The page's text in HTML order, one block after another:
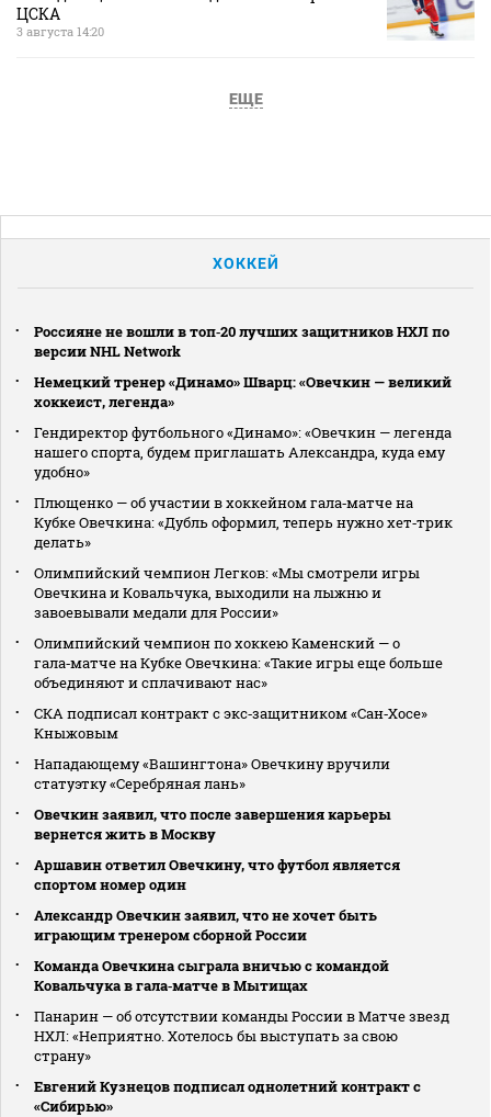
ЦСКА
3 августа 14:20
ЕЩЕ
ХОККЕЙ
Россияне не вошли в топ‑20 лучших защитников НХЛ по
версии NHL Network
Немецкий тренер «Динамо» Шварц: «Овечкин — великий
хоккеист, легенда»
Гендиректор футбольного «Динамо»: «Овечкин — легенда
нашего спорта, будем приглашать Александра, куда ему
удобно»
Плющенко — об участии в хоккейном гала‑матче на
Кубке Овечкина: «Дубль оформил, теперь нужно хет‑трик
делать»
Олимпийский чемпион Легков: «Мы смотрели игры
Овечкина и Ковальчука, выходили на лыжню и
завоевывали медали для России»
Олимпийский чемпион по хоккею Каменский — о
гала‑матче на Кубке Овечкина: «Такие игры еще больше
объединяют и сплачивают нас»
СКА подписал контракт с экс‑защитником «Сан‑Хосе»
Кныжовым
Нападающему «Вашингтона» Овечкину вручили
статуэтку «Серебряная лань»
Овечкин заявил, что после завершения карьеры
вернется жить в Москву
Аршавин ответил Овечкину, что футбол является
спортом номер один
Александр Овечкин заявил, что не хочет быть
играющим тренером сборной России
Команда Овечкина сыграла вничью с командой
Ковальчука в гала‑матче в Мытищах
Панарин — об отсутствии команды России в Матче звезд
НХЛ: «Неприятно. Хотелось бы выступать за свою
страну»
Евгений Кузнецов подписал однолетний контракт с
«Сибирью»